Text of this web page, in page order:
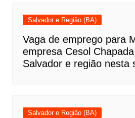
Salvador e Região (BA)
Vaga de emprego para
empresa Cesol
Salvador e região nesta
Salvador e Região (BA)